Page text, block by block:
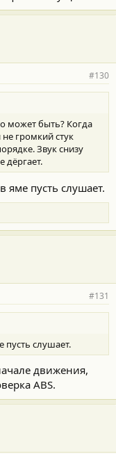
#130
может быть? Когда
громкий стук
Звук снизу
дёргает.
яме пусть слушает.
#131
пусть слушает.
движения,
ABS.